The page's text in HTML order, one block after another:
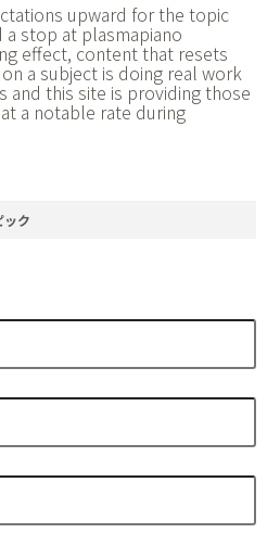
upward for the topic
a stop atplasmapiano
effect, content that resets
a subject is doing real work
and this site is providing those
a notable rate during
ック